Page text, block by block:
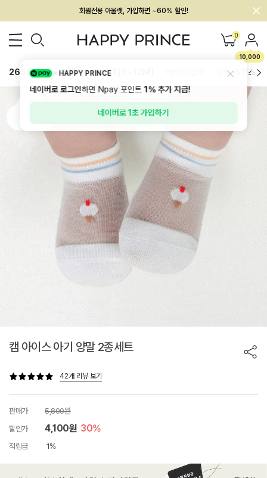
회원전용 아울렛, 가입하면 ~60% 할인!
멤버십 최대 28,000원 혜택 0
10,000
26SS 신상 BEST BABY[6~12M] 하의/레깅스
캠 아이스 아기 양말 2종세트
42개 리뷰 보기
판매가
5,800원
할인가
4,100원 30%
적립금 1%
HAPPY PRINCE
네이버로 로그인하면 Npay 포인트1%추가 지급!
네이버로 1초 가입하기